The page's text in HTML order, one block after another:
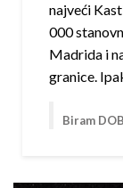
najveći
000
Madrida i
granice.
Biram